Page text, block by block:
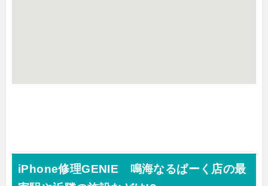
iPhone修理GENIE 鳴海なるぱーく店の最